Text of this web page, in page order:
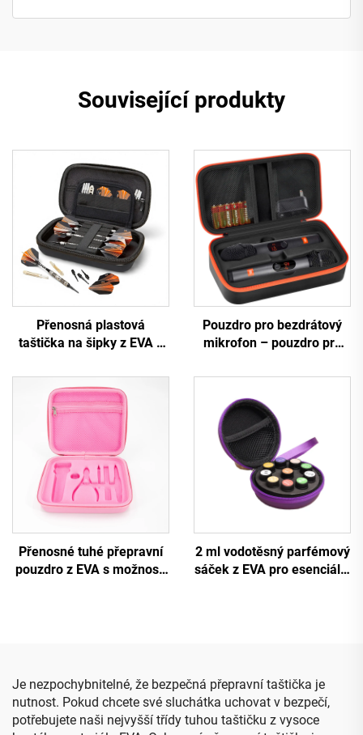
Související produkty
Přenosná plastová
taštička na šipky z EVA s
uskladnění u terčů na
šipky – taštička na šipky
odolná proti tlaku
Pouzdro pro bezdrátový
mikrofon – pouzdro pro
taštička pro ruční
dvoumikrofonový systém
Přenosné tuhé přepravní
pouzdro z EVA s možností
2 ml vodotěsný parfémový
sáček z EVA pro esenciální
Je nezpochybnitelné, že bezpečná přepravní taštička je
nutnost. Pokud chcete své sluchátka uchovat v bezpečí,
potřebujete naši nejvyšší třídy tuhou taštičku z vysoce